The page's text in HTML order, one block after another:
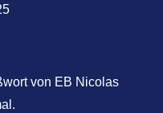
von EB Nicolas